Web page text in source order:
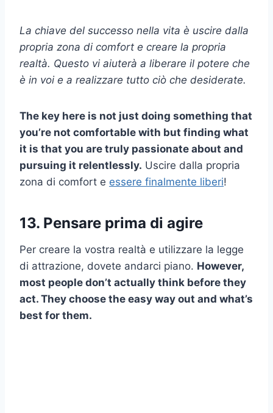
La chiave del successo nella vita è uscire dalla
propria zona di comfort e creare la propria
realtà. Questo vi aiuterà a liberare il potere che
è in voi e a realizzare tutto ciò che desiderate.
The key here is not just doing something that
you’re not comfortable with but finding what
it is that you are truly passionate about and
pursuing it relentlessly. Uscire dalla propria
zona di comfort e essere finalmente liberi!
13. Pensare prima di agire
Per creare la vostra realtà e utilizzare la legge
di attrazione, dovete andarci piano. However,
most people don’t actually think before they
act. They choose the easy way out and what’s
best for them.